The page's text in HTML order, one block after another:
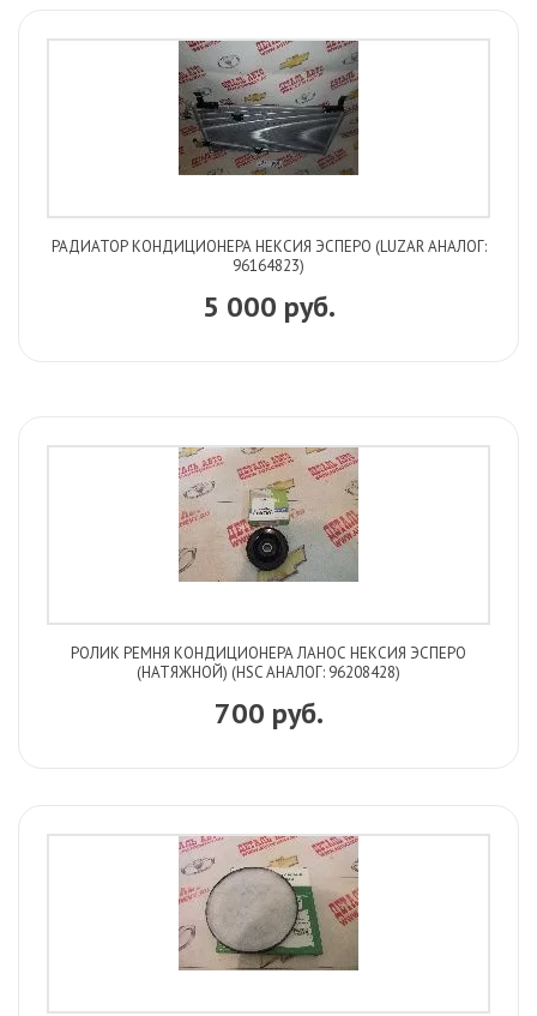
РАДИАТОР КОНДИЦИОНЕРА НЕКСИЯ ЭСПЕРО (LUZAR АНАЛОГ:
96164823)
5 000 руб.
РОЛИК РЕМНЯ КОНДИЦИОНЕРА ЛАНОС НЕКСИЯ ЭСПЕРО
(НАТЯЖНОЙ) (HSC АНАЛОГ: 96208428)
700 руб.